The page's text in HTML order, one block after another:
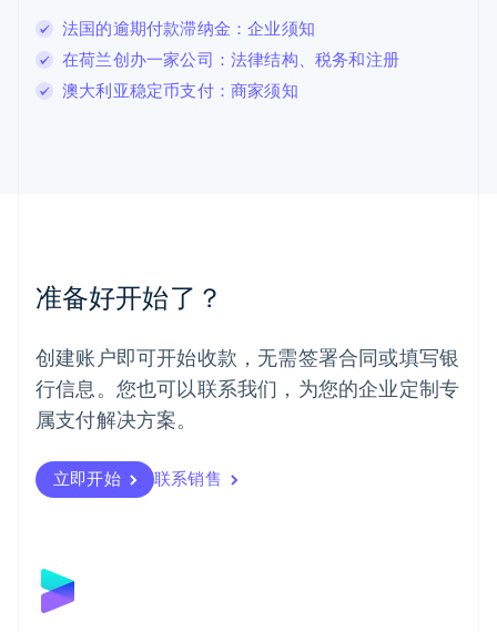
法国的逾期付款滞纳金：企业须知
在荷兰创办一家公司：法律结构、税务和注册
澳大利亚稳定币支付：商家须知
准备好开始了？
创建账户即可开始收款，无需签署合同或填写银
行信息。您也可以联系我们，为您的企业定制专
属支付解决方案。
立即开始 联系销售
卢森堡
罗马尼亚
English
挪威
葡萄牙
Português English
日本
日本語English
瑞典
瑞士
DeutschFrançais
English
斯洛文尼亚